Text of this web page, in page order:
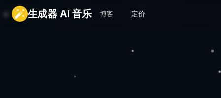
生成器 AI 音乐 博客 定价